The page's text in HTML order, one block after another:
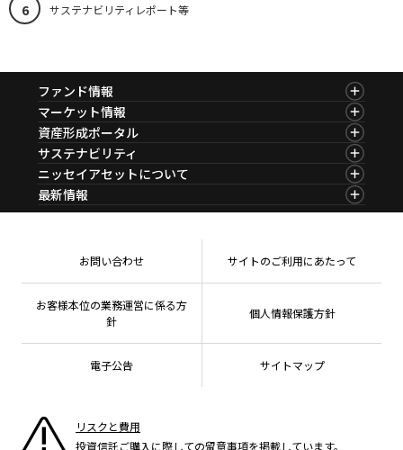
6 サステナビリティレポート等
ファンド情報
ファンド情報TOP
基準価額一覧
ファンド検索
ファンド比較
決算カレンダー
海外休日カレンダー
投資信託新商品のご案内
ちょこっと3分！ファンドシアター
有価証券届出書の効力の発生の有無について
こだわりのインデックスファンド 購入・換金手数料
なしシリーズ
確定拠出年金について
マーケット情報
マーケット情報TOP
マーケット指数
マーケットレポート
コラム
ファンドレポート
資産形成ポータル
資産形成ポータルTOP
資産形成サービス
Nダイレクト
資産形成サポート
NAMシティ
お問い合わせ
よくあるご質問
サステナビリティ
サステナビリティTOP
サステナビリティ経営
サステナブル投資
ニッセイアセットについて
ニッセイアセットについてTOP
会社情報
方針・その他開示情報
公式キャラクターのご紹介
最新情報
マーケットニュース
メディアお問い合わせ サイトのご利用にあたって
お客様本位の業務運営に係る方
針
個人情報保護方針
電子公告 サイトマップ
リスクと費用
投資信託ご購入に際しての留意事項を掲載しています。